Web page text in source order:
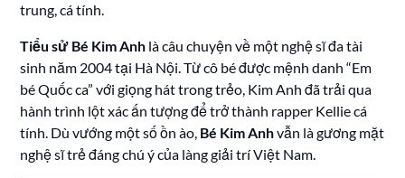
trung, cá tính.
Tiểu sử Bé Kim Anh là câu chuyện về một nghệ sĩ đa tài
sinh năm 2004 tại Hà Nội. Từ cô bé được mệnh danh “Em
bé Quốc ca” với giọng hát trong trẻo, Kim Anh đã trải qua
hành trình lột xác ấn tượng để trở thành rapper Kellie cá
tính. Dù vướng một số ồn ào, Bé Kim Anhvẫn là gương mặt
nghệ sĩ trẻ đáng chú ý của làng giải trí Việt Nam.